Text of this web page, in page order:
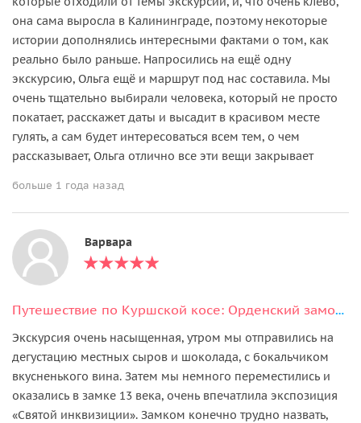
она сама выросла в Калининграде, поэтому некоторые
истории дополнялись интересными фактами о том, как
реально было раньше. Напросились на ещё одну
экскурсию, Ольга ещё и маршрут под нас составила. Мы
очень тщательно выбирали человека, который не просто
покатает, расскажет даты и высадит в красивом месте
гулять, а сам будет интересоваться всем тем, о чем
рассказывает, Ольга отлично все эти вещи закрывает
больше 1 года назад
Варвара
Путешествие по Куршской косе: Орденский замок «Шаакен», сыр и коты
Экскурсия очень насыщенная, утром мы отправились на
дегустацию местных сыров и шоколада, с бокальчиком
вкусненького вина. Затем мы немного переместились и
оказались в замке 13 века, очень впечатлила экспозиция
«Святой инквизиции». Замком конечно трудно назвать,